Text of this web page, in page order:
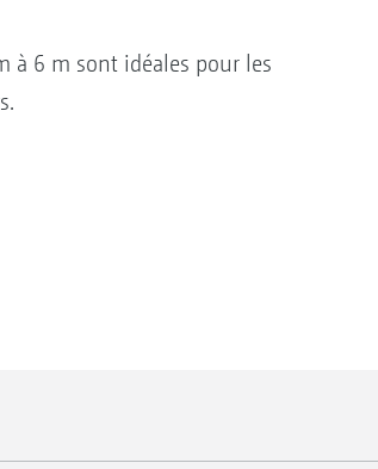
à 6 m sont idéales pour les